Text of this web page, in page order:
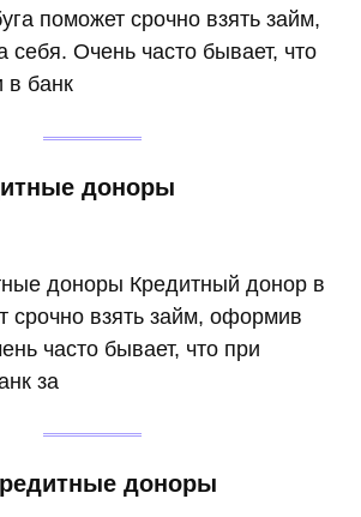
поможет срочно взять займ,
себя. Очень часто бывает, что
в банк
доноры
доноры Кредитный донор в
срочно взять займ, оформив
часто бывает, что при
за
доноры